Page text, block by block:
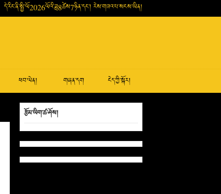
དེ་རིང་ནི་སྤྱི་ལོ2026ལོའི་ཟླ8ཚེས7ཉིན་དང་། རེས་གཟའ་པ་སངས་ཡིན།
ཕབ་ལེན། གཞན་དག ངེད་ཀྱི་སྐོར།
རྩོམ་ཡིག་ཚ་ཤོས།